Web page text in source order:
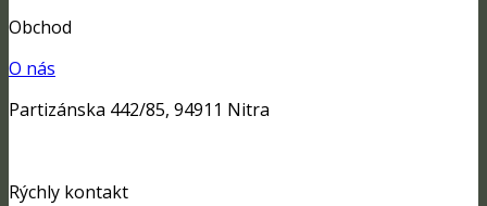
Obchod
O nás
Partizánska 442/85, 94911 Nitra
Rýchly kontakt